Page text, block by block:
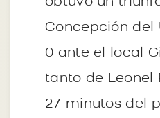
Concepción del
0 ante el local
tanto de Leonel
27 minutos del